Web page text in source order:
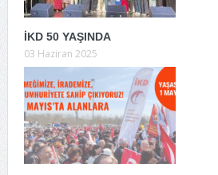
İKD 50 YAŞINDA
03 Haziran 2025